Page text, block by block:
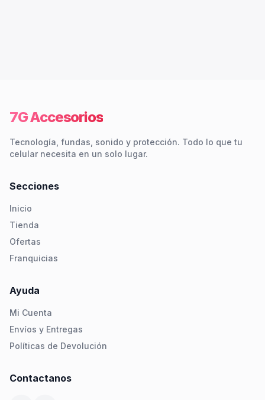
7G Accesorios
Tecnología, fundas, sonido y protección. Todo lo que tu
celular necesita en un solo lugar.
Secciones
Inicio
Tienda
Ofertas
Franquicias
Ayuda
Mi Cuenta
Envíos y Entregas
Políticas de Devolución
Contactanos